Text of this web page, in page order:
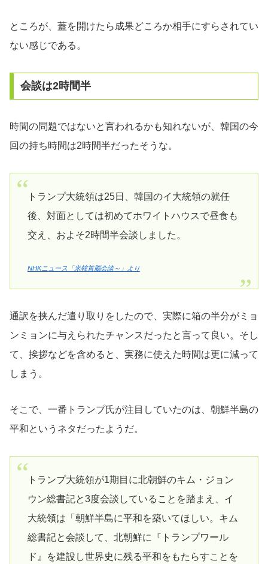
ところが、蓋を開けたら成果どころか相手にすらされてい
ない感じである。
会談は2時間半
時間の問題ではないと言われるかも知れないが、韓国の今
回の持ち時間は2時間半だったそうな。
トランプ大統領は25日、韓国のイ大統領の就任
後、対面としては初めてホワイトハウスで昼食も
交え、およそ2時間半会談しました。
NHKニュース「米韓首脳会談～」より
通訳を挟んだ遣り取りをしたので、実際に箱の半分がミョ
ンミョンに与えられたチャンスだったと言って良い。そし
て、挨拶などを含めると、実務に使えた時間は更に減って
しまう。
そこで、一番トランプ氏が注目していたのは、朝鮮半島の
平和というネタだったようだ。
トランプ大統領が1期目に北朝鮮のキム・ジョン
ウン総書記と3度会談していることを踏まえ、イ
大統領は「朝鮮半島に平和を築いてほしい。キム
総書記と会談して、北朝鮮に『トランプワール
ド』を建設し世界史に残る平和をもたらすことを